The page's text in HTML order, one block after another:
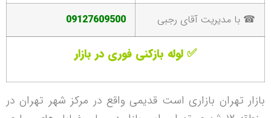
☎ با مدیریت آقای رجبی 09127609500
✅ لوله بازکنی فوری در بازار
بازار تهران بازاری است قدیمی‌ واقع در مرکز شهر تهران در